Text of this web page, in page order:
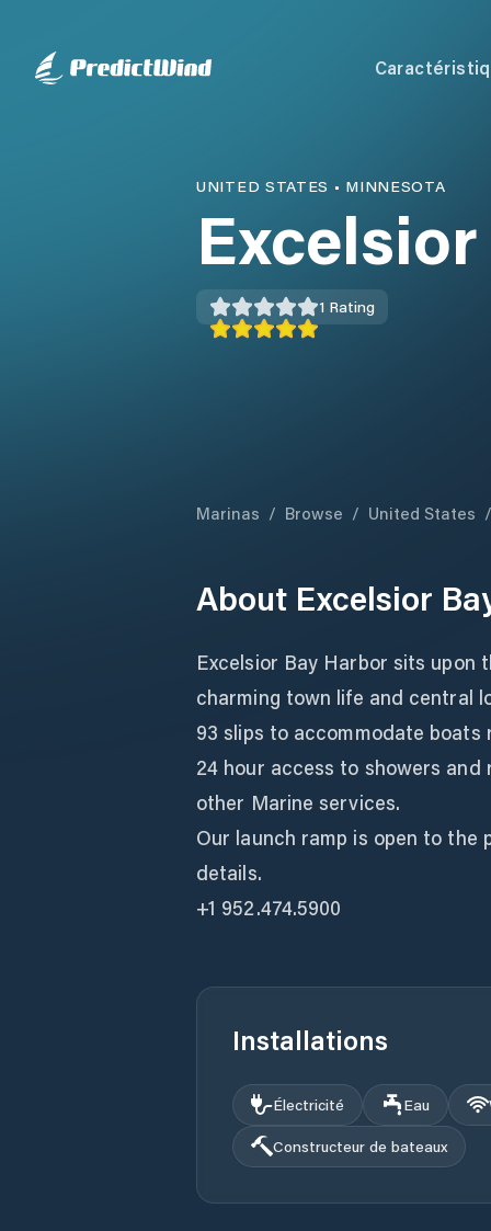
UNITED STATES • MINNESOTA
1 Rating
Marinas / Browse / United States /
About Excelsior
Excelsior Bay Harbor sits upon
charming town life and central
93 slips to accommodate boats
24 hour access to showers
other Marine services.
Our launch ramp is open to the
details.
+1 952.474.5900
Installations
Électricité Eau
Constructeur de bateaux